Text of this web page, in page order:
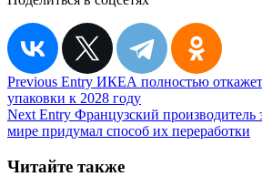
Навигация
по
записям
Previous Entry ИКЕА полностью
упаковки к 2028 году
Next Entry Французский производитель
мире придумал способ их переработки
Читайте также